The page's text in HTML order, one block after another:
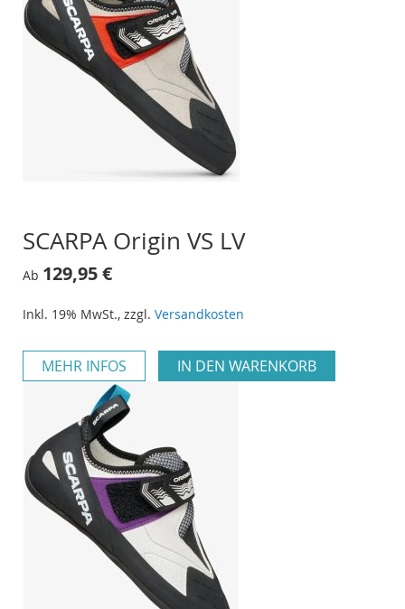
SCARPA Origin VS LV
Ab 129,95 €
Inkl. 19% MwSt., zzgl. Versandkosten
MEHR INFOS IN DEN WARENKORB